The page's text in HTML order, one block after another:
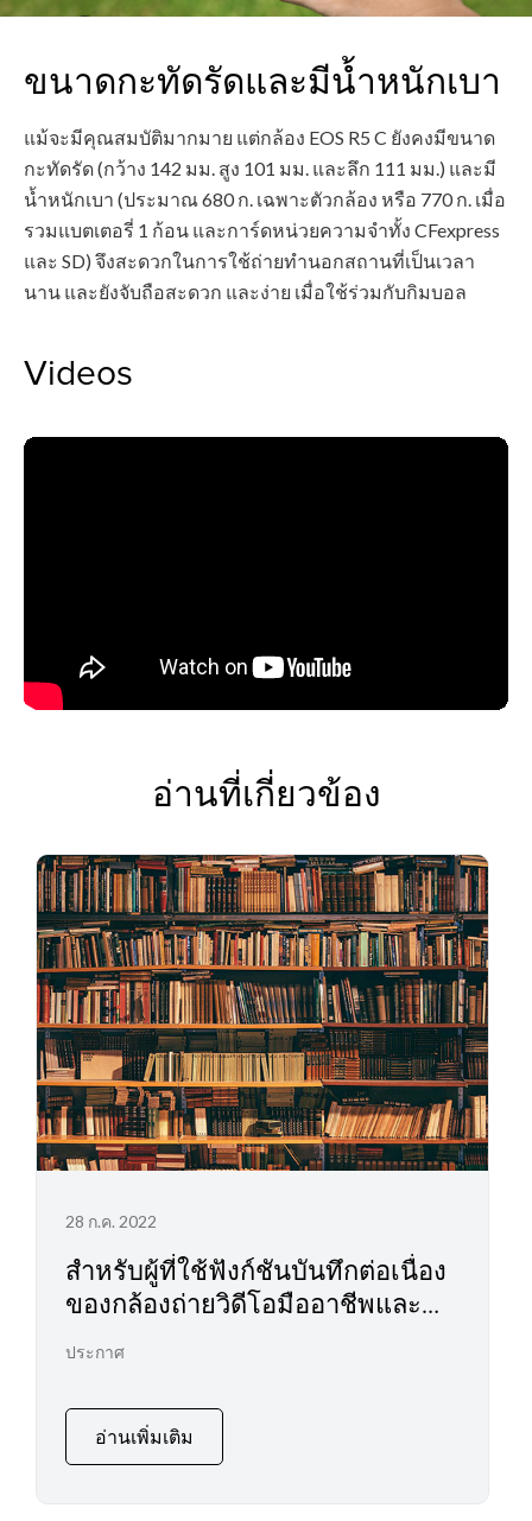
ขนาดกะทัดรัดและมีน้ำหนักเบา
แม้จะมีคุณสมบัติมากมาย แต่กล้อง EOS R5 C ยังคงมีขนาด
กะทัดรัด (กว้าง 142 มม. สูง 101 มม. และลึก 111 มม.) และมี
น้ำหนักเบา (ประมาณ 680 ก. เฉพาะตัวกล้อง หรือ 770 ก. เมื่อ
รวมแบตเตอรี่ 1 ก้อน และการ์ดหน่วยความจำทั้ง CFexpress
และ SD) จึงสะดวกในการใช้ถ่ายทำนอกสถานที่เป็นเวลา
นาน และยังจับถือสะดวก และง่าย เมื่อใช้ร่วมกับกิมบอล
Videos
อ่านที่เกี่ยวข้อง
28 ก.ค. 2022
สำหรับผู้ที่ใช้ฟังก์ชันบันทึกต่อเนื่อง
ของกล้องถ่ายวิดีโอมืออาชีพและ
กล้องถ่ายภาพยนตร์ดิจิทัล
ประกาศ
อ่านเพิ่มเติม